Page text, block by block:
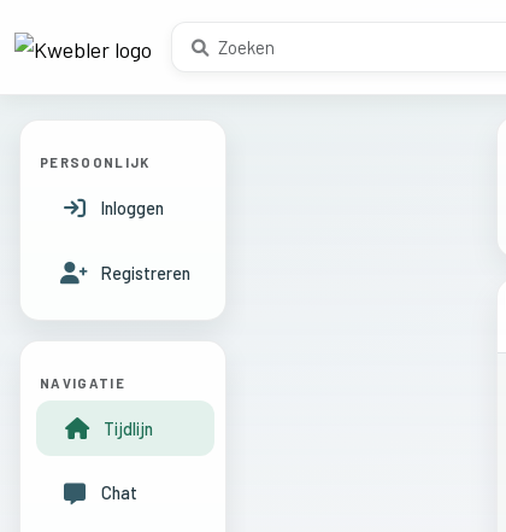
PERSOONLIJK
Inloggen
Registreren
NAVIGATIE
Tijdlijn
Chat